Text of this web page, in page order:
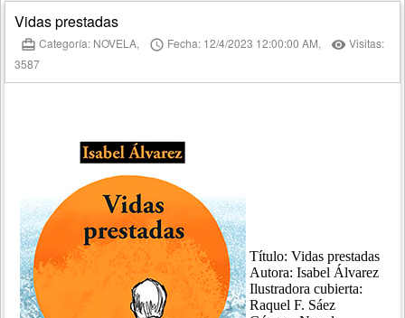
Vidas prestadas
card_travel Categoría: NOVELA, access_time Fecha: 12/4/2023 12:00:00 AM, remove_red_eye Visitas:
3587
Título: Vidas prestadas
Autora: Isabel Álvarez
Ilustradora cubierta:
Raquel F. Sáez